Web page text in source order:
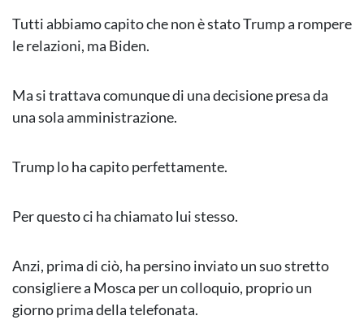
Tutti abbiamo capito che non è stato Trump a rompere
le relazioni, ma Biden.
Ma si trattava comunque di una decisione presa da
una sola amministrazione.
Trump lo ha capito perfettamente.
Per questo ci ha chiamato lui stesso.
Anzi, prima di ciò, ha persino inviato un suo stretto
consigliere a Mosca per un colloquio, proprio un
giorno prima della telefonata.